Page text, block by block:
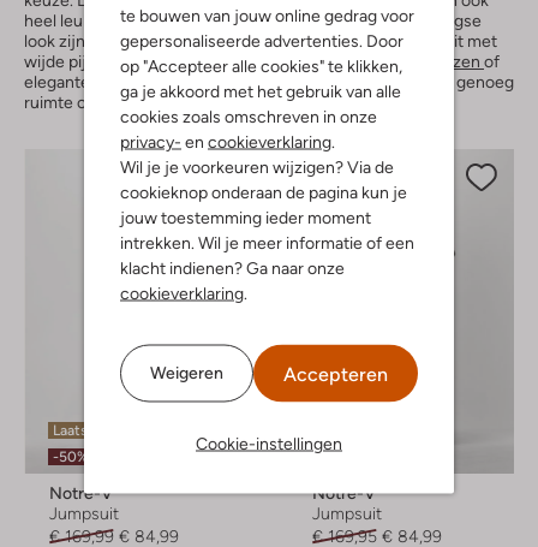
te bouwen van jouw online gedrag voor
gepersonaliseerde advertenties. Door
op "Accepteer alle cookies" te klikken,
ga je akkoord met het gebruik van alle
cookies zoals omschreven in onze
privacy- en cookieverklaring
Wil je je voorkeuren wijzigen? Via de
cookieknop onderaan de pagina kun je
jouw toestemming ieder moment
intrekken. Wil je meer informatie of een
klacht indienen? Ga naar onze
cookieverklaring
Weigeren Accepteren
Cookie-instellingen
heel leuk onder een jumpsuit. Niet alleen voor een alledaagse
look zijn laarzen een goede match, ook onder een jumpsuit met
wijde pijpen staan ze stijlvol. Denk aan stoerecowboylaarzen of
elegante
enkellaarzen . Door de wijde broekspijpen heb je genoeg
ruimte om de laarzen er moeiteloos onder te dragen.
Laatste items
-50%
Notre-V
Jumpsuit
€ 169,99 € 84,99
-50%
Notre-V
Jumpsuit
€ 169,95 € 84,99